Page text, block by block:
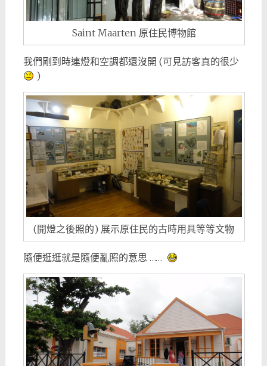
Saint Maarten 原住民博物館
我們剛到時連燈和空調都還沒開 (可見訪客真的很少
)
(開燈之後照的) 展示原住民的古時用具等等文物
隨便逛逛就是隨便亂照的意思 ……